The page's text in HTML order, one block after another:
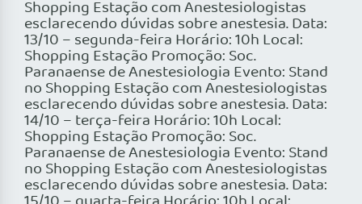
Shopping Estação com Anestesiologistas
esclarecendo dúvidas sobre anestesia. Data:
13/10 – segunda-feira Horário: 10h Local:
Shopping Estação Promoção: Soc.
Paranaense de Anestesiologia Evento: Stand
no Shopping Estação com Anestesiologistas
esclarecendo dúvidas sobre anestesia. Data:
14/10 – terça-feira Horário: 10h Local:
Shopping Estação Promoção: Soc.
Paranaense de Anestesiologia Evento: Stand
no Shopping Estação com Anestesiologistas
esclarecendo dúvidas sobre anestesia. Data: